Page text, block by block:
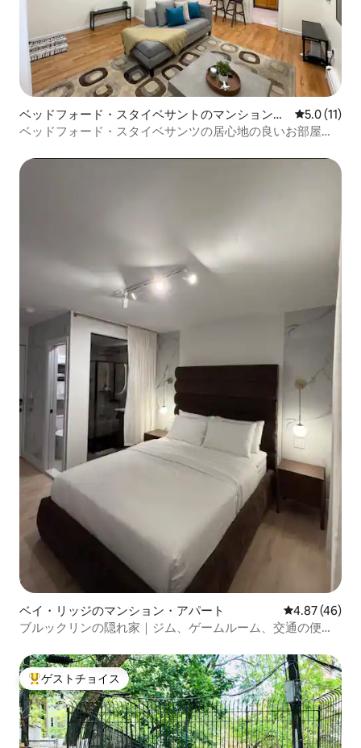
ベッドフォード・スタイベサントのマンション・
アパート
レビュー11
5.0 (11)
ベッドフォード・スタイベサンツの居心地の良いお部屋と
ベイ・リッジのマンション・アパート レビュー46
4.87 (46)
ブルックリンの隠れ家｜ジム、ゲームルーム、交通の便が
大好評のゲストチョイスです。
ゲストチョイス